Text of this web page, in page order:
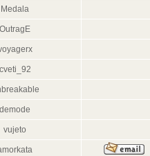
Medala
OutragE
cveti_92
demode
vujeto